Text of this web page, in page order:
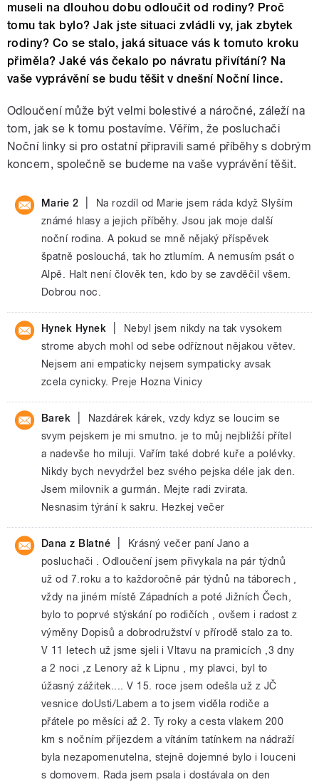
museli na dlouhou dobu odloučit od rodiny? Proč
tomu tak bylo? Jak jste situaci zvládli vy, jak zbytek
rodiny? Co se stalo, jaká situace vás k tomuto kroku
přiměla? Jaké vás čekalo po návratu přivítání? Na
vaše vyprávění se budu těšit v dnešní Noční lince.
Odloučení může být velmi bolestivé a náročné, záleží na
tom, jak se k tomu postavíme. Věřím, že posluchači
Noční linky si pro ostatní připravili samé příběhy s dobrým
koncem, společně se budeme na vaše vyprávění těšit.
Marie 2
Na rozdíl od Marie jsem ráda když Slyším
známé hlasy a jejich příběhy. Jsou jak moje další
noční rodina. A pokud se mně nějaký příspěvek
špatně poslouchá, tak ho ztlumím. A nemusím psát o
Alpě. Halt není člověk ten, kdo by se zavděčil všem.
Dobrou noc.
Hynek Hynek
Nebyl jsem nikdy na tak vysokem
strome abych mohl od sebe odříznout nějakou větev.
Nejsem ani empaticky nejsem sympaticky avsak
zcela cynicky. Preje Hozna Vinicy
Barek
Nazdárek kárek, vzdy kdyz se loucim se
svym pejskem je mi smutno. je to můj nejbližší přítel
a nadevše ho miluji. Vařím také dobré kuře a polévky.
Nikdy bych nevydržel bez svého pejska déle jak den.
Jsem milovnik a gurmán. Mejte radi zvirata.
Nesnasim týrání k sakru. Hezkej večer
Dana z Blatné
Krásný večer paní Jano a
posluchači . Odloučení jsem přivykala na pár týdnů
už od 7.roku a to každoročně pár týdnů na táborech ,
vždy na jiném místě Západních a poté Jižních Čech,
bylo to poprvé stýskání po rodičích , ovšem i radost z
výměny Dopisů a dobrodružství v přírodě stalo za to.
V 11 letech už jsme sjeli i Vltavu na pramicích ,3 dny
a 2 noci ,z Lenory až k Lipnu , my plavci, byl to
úžasný zážitek.... V 15. roce jsem odešla už z JČ
vesnice doUsti/Labem a to jsem viděla rodiče a
přátele po měsíci až 2. Ty roky a cesta vlakem 200
km s nočním příjezdem a vítáním tatínkem na nádraží
byla nezapomenutelna, stejně dojemné bylo i louceni
s domovem. Rada jsem psala i dostávala on den